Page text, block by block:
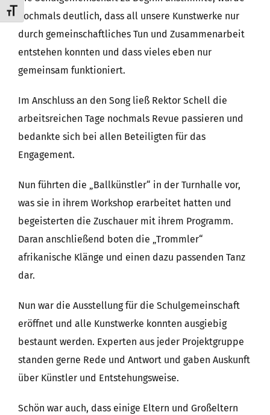
Schrift vergrößern
nochmals deutlich, dass all unsere Kunstwerke nur
durch gemeinschaftliches Tun und Zusammenarbeit
entstehen konnten und dass vieles eben nur
gemeinsam funktioniert.
Im Anschluss an den Song ließ Rektor Schell die
arbeitsreichen Tage nochmals Revue passieren und
bedankte sich bei allen Beteiligten für das
Engagement.
Nun führten die „Ballkünstler“ in der Turnhalle vor,
was sie in ihrem Workshop erarbeitet hatten und
begeisterten die Zuschauer mit ihrem Programm.
Daran anschließend boten die „Trommler“
afrikanische Klänge und einen dazu passenden Tanz
dar.
Nun war die Ausstellung für die Schulgemeinschaft
eröffnet und alle Kunstwerke konnten ausgiebig
bestaunt werden. Experten aus jeder Projektgruppe
standen gerne Rede und Antwort und gaben Auskunft
über Künstler und Entstehungsweise.
Schön war auch, dass einige Eltern und Großeltern